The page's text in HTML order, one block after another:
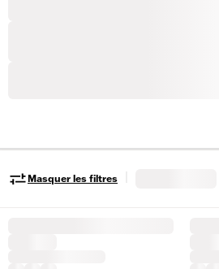
Masquer les filtres